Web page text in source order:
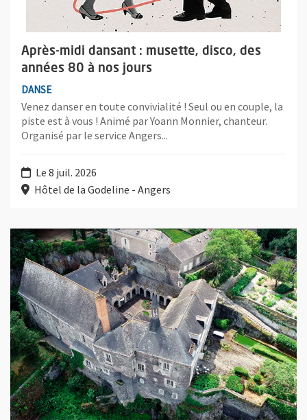
Après-midi dansant : musette, disco, des
années 80 à nos jours
DANSE
Venez danser en toute convivialité ! Seul ou en couple, la
piste est à vous ! Animé par Yoann Monnier, chanteur.
Organisé par le service Angers...
Le 8 juil. 2026
Hôtel de la Godeline - Angers
Plus d'information sur l'évènement : Visite guidée de l'ancien